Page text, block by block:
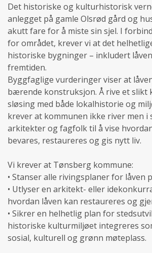
Det historiske og kulturhistorisk
anlegget på gamle Olsrød gård og
akutt fare for å miste sin sjel. I
for området, krever vi at det
historiske bygninger – inkludert
fremtiden.
Byggfaglige vurderinger viser at
bærende konstruksjon. Å rive et slikt
sløsing med både lokalhistorie og
krever at kommunen ikke river men i
arkitekter og fagfolk til å vise
bevares, restaureres og gis nytt liv.
Vi krever at Tønsberg kommune:
• Stanser alle rivingsplaner for låven
• Utlyser en arkitekt- eller
hvordan låven kan restaureres og
• Sikrer en helhetlig plan for
historiske kulturmiljøet integreres
sosial, kulturell og grønn møteplass.